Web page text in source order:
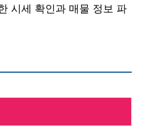
시세 확인과 매물 정보 파